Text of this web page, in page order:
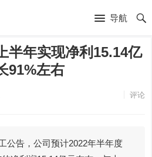
导航
半年实现净利15.14亿
91%左右
评论
公告，公司预计2022年半年度